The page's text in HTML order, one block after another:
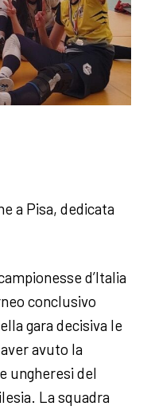
a Pisa, dedicata
d’Italia
conclusivo
gara decisiva le
avuto la
ungheresi del
La squadra